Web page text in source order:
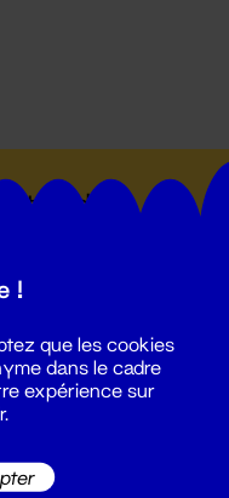
du
!
que les cookies
dans le cadre
expérience sur